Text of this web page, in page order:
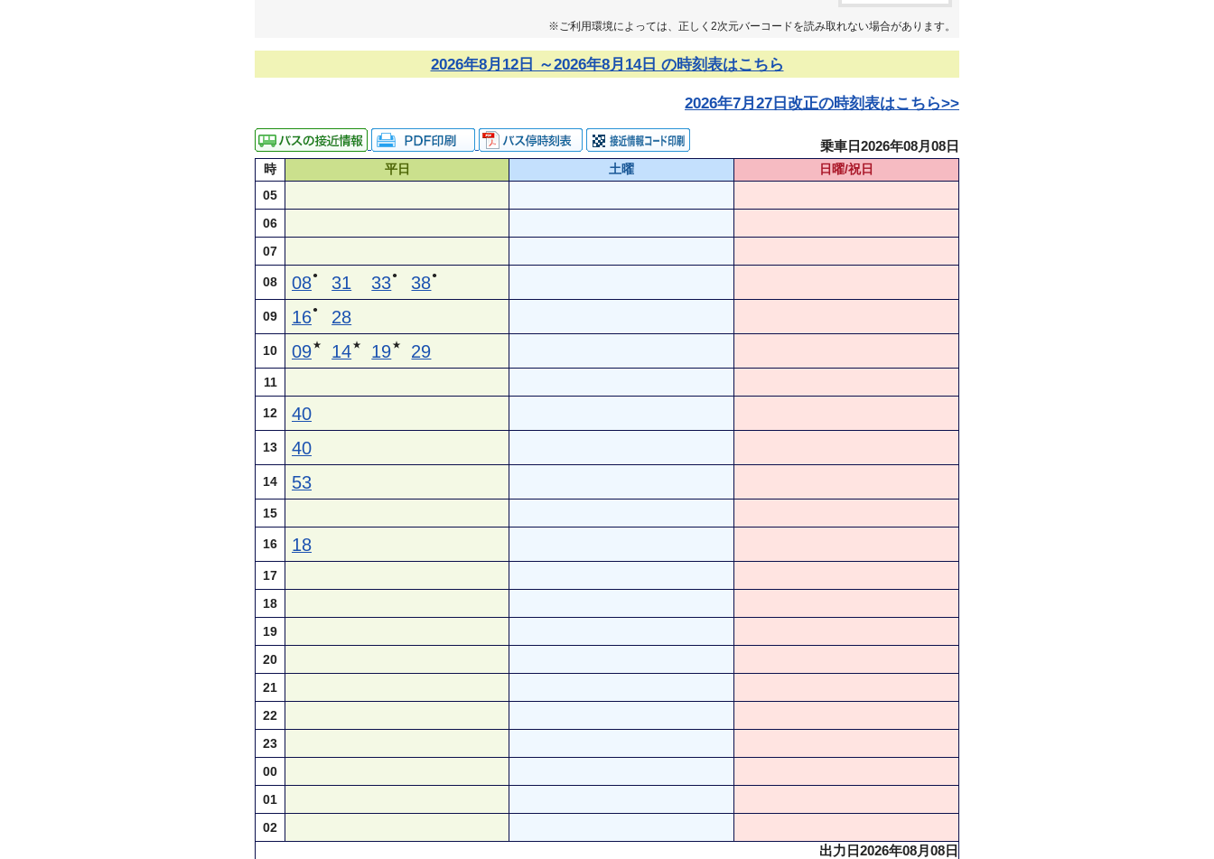
※ご利用環境によっては、正しく2次元バーコードを読み取れない場合があります。
2026年8月12日 ～2026年8月14日 の時刻表はこちら
2026年7月27日改正の時刻表はこちら>>
乗車日2026年08月08日
時 平日 土曜
日曜/祝日
05
06
07
08 08● 31 33● 38●
09 16● 28
10 09★ 14★ 19★ 29
11
12 40
13 40
14 53
15
16 18
17
18
19
20
21
22
23
00
01
02
出力日2026年08月08日